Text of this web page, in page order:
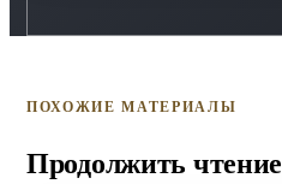
ПОХОЖИЕ МАТЕРИАЛЫ
Продолжить чтение